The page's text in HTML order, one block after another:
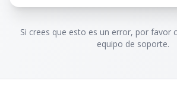
Si crees que esto es un error, por favor
equipo de soporte.